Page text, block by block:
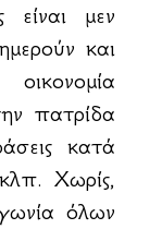
είναι μεν
και
πατρίδα
κατά
Χωρίς,
όλων